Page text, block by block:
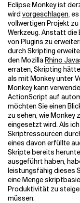
Eclipse Monkey ist
wird vorgeschlagen,
vollwertigen Projekt
Werkzeug. Anstatt
von Plugins zu
durch Skripting
den MozillaRhino
erraten, Skripting
als mit Monkey unter
Monkey kann
ActionScript auf
möchten Sie einen
zu sehen, wie Monkey
eingesetzt wird. Als
Skriptressourcen
eines davon erfüllte
Skripte bereits
ausgeführt haben,
leistungsfähig dieses
eine Menge
Produktivität zu
müssen.